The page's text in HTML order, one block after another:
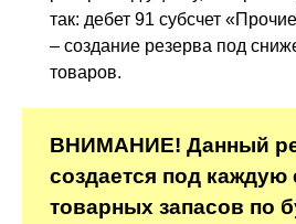
так: дебет 91 субсчет
– создание резерва под
товаров.
ВНИМАНИЕ! Данный
создается под каждую
товарных запасов по